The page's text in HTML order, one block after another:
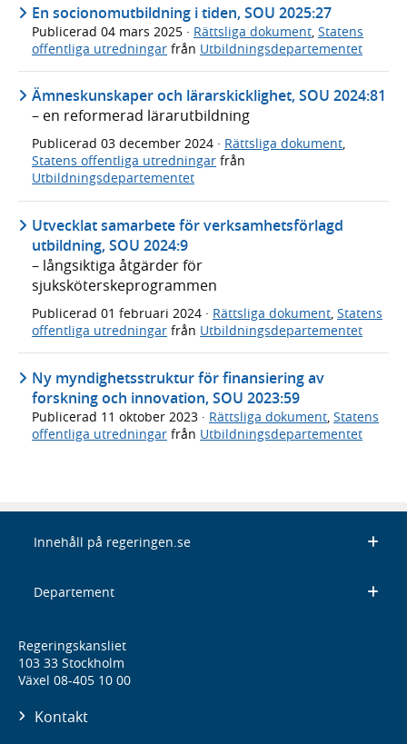
En socionomutbildning i tiden, SOU 2025:27
Publicerad 04 mars 2025 · Rättsliga dokument Statens
offentliga utredningar från Utbildningsdepartementet
Ämneskunskaper och lärarskicklighet, SOU 2024:81
– en reformerad lärarutbildning
Publicerad 03 december 2024 · Rättsliga dokument,
Statens offentliga utredningar från
Utbildningsdepartementet
Utvecklat samarbete för verksamhetsförlagd
utbildning, SOU 2024:9
– långsiktiga åtgärder för
sjuksköterskeprogrammen
Publicerad 01 februari 2024 · Rättsliga dokument, Statens
offentliga utredningar från Utbildningsdepartementet
Ny myndighetsstruktur för finansiering av
forskning och innovation, SOU 2023:59
Publicerad 11 oktober 2023 · Rättsliga dokument Statens
offentliga utredningar från Utbildningsdepartementet
Innehåll på regeringen.se
Departement
Regeringskansliet
103 33 Stockholm
Växel 08-405 10 00
Kontakt